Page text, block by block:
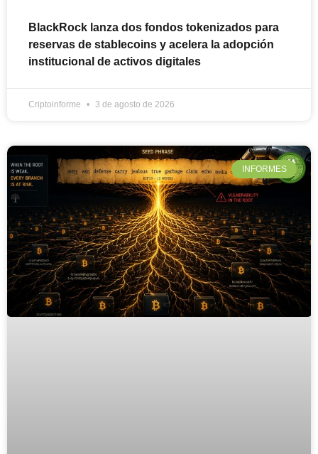
BlackRock lanza dos fondos tokenizados para
reservas de stablecoins y acelera la adopción
institucional de activos digitales
Criptoinforme 3 de agosto de 2026
INFORMES